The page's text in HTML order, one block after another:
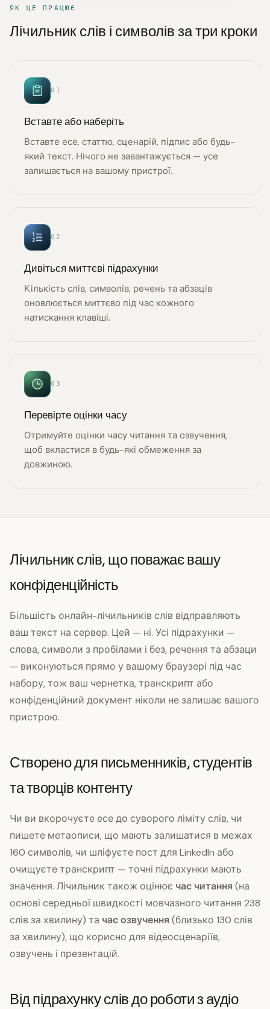
ЯК ЦЕ ПРАЦЮЄ
Лічильник слів і символів за три кроки
01
Вставте або наберіть
Вставте есе, статтю, сценарій, підпис або будь-
який текст. Нічого не завантажується — усе
залишається на вашому пристрої.
02
Дивіться миттєві підрахунки
Кількість слів, символів, речень та абзаців
оновлюється миттєво під час кожного
натискання клавіші.
03
Перевірте оцінки часу
Отримуйте оцінки часу читання та озвучення,
щоб вкластися в будь-які обмеження за
довжиною.
Лічильник слів, що поважає вашу
конфіденційність
Більшість онлайн-лічильників слів відправляють
ваш текст на сервер. Цей — ні. Усі підрахунки —
слова, символи з пробілами і без, речення та абзаци
— виконуються прямо у вашому браузері під час
набору, тож ваш чернетка, транскрипт або
конфіденційний документ ніколи не залишає вашого
пристрою.
Створено для письменників, студентів
та творців контенту
Чи ви вкорочуєте есе до суворого ліміту слів, чи
пишете метаописи, що мають залишатися в межах
160 символів, чи шліфуєте пост для LinkedIn або
очищуєте транскрипт — точні підрахунки мають
значення. Лічильник також оцінює час читання (на
основі середньої швидкості мовчазного читання 238
слів за хвилину) та час озвучення (близько 130 слів
за хвилину), що корисно для відеосценаріїв,
озвучень і презентацій.
Від підрахунку слів до роботи з аудіо